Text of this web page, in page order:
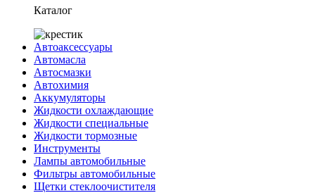
Каталог
Автоаксессуары
Автомасла
Автосмазки
Автохимия
Аккумуляторы
Жидкости охлаждающие
Жидкости специальные
Жидкости тормозные
Инструменты
Лампы автомобильные
Фильтры автомобильные
Щетки стеклоочистителя